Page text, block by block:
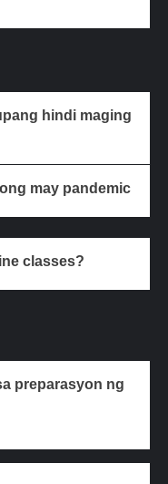
hindi maging
may pandemic
classes?
preparasyon ng